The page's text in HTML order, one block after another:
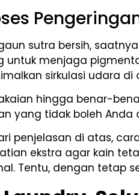
sutra bersih,
untuk menjaga
sirkulasi udara di
hingga benar-
yang tidak boleh Anda
penjelasan di atas,
ekstra agar kain
Tentu, dengan tetap